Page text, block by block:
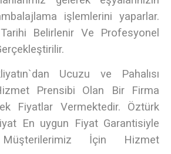
işlemlerini yaparlar.
Belirlenir Ve Profesyonel
Ucuzu ve Pahalısı
Prensibi Olan Bir Firma
Fiyatlar Vermektedir. Öztürk
En uygun Fiyat Garantisiyle
İçin Hizmet